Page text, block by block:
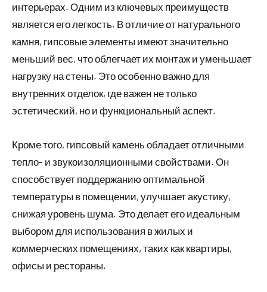
интерьерах. Одним из ключевых преимуществ
является его легкость. В отличие от натурального
камня, гипсовые элементы имеют значительно
меньший вес, что облегчает их монтаж и уменьшает
нагрузку на стены. Это особенно важно для
внутренних отделок, где важен не только
эстетический, но и функциональный аспект.
Кроме того, гипсовый камень обладает отличными
тепло- и звукоизоляционными свойствами. Он
способствует поддержанию оптимальной
температуры в помещении, улучшает акустику,
снижая уровень шума. Это делает его идеальным
выбором для использования в жилых и
коммерческих помещениях, таких как квартиры,
офисы и рестораны.